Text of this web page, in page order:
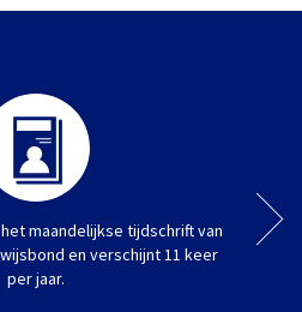
maandelijkse tijdschrift van
en verschijnt 11 keer
per jaar.